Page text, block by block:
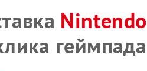
Nintendo
геймпада